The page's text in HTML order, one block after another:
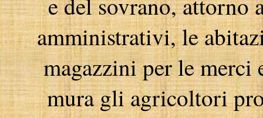
amministrativi, le
magazzini per le
mura gli agricoltori